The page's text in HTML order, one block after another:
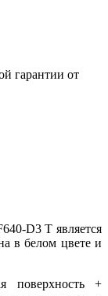
гарантии от
D3 T является
в белом цвете и
поверхность +